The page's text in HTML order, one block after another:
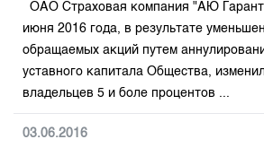
ОАО Страховая компания "АЮ
июня 2016 года, в результате
обращаемых акций путем
уставного капитала Общества,
владельцев 5 и боле процентов ...
03.06.2016